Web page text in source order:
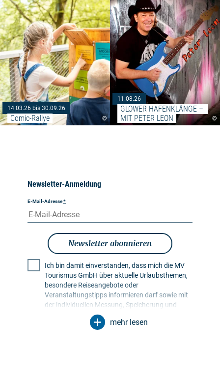
©
14.03.26 bis 30.09.26
Comic-Rallye ©
11.08.26
GLOWER HAFENKLÄNGE –
MIT PETER LEON
Newsletter-Anmeldung
E-Mail-Adresse*
Newsletter abonnieren
Ich bin damit einverstanden, dass mich die MV
Tourismus GmbH über aktuelle Urlaubsthemen,
besondere Reiseangebote oder
Veranstaltungstipps informieren darf sowie mit
der individuellen Messung, Speicherung und
Auswertung von Öffnungs- und Klickraten in
Empfängerprofilen zu Zwecken der Gestaltung
mehr lesen